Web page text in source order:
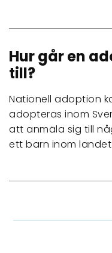
Hur går en
till?
Nationell adoption
adopteras inom
att anmäla sig till
ett barn inom